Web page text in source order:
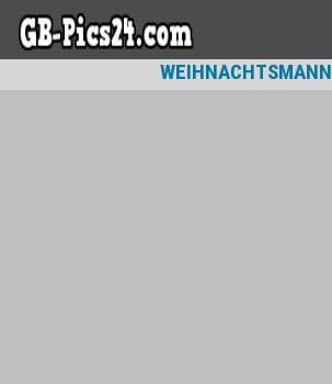
WEIHNACHTSMANN